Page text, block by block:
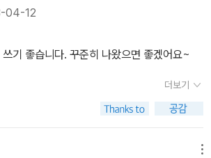
04-12
기 좋습니다. 꾸준히 나왔으면 좋겠어요~
더보기